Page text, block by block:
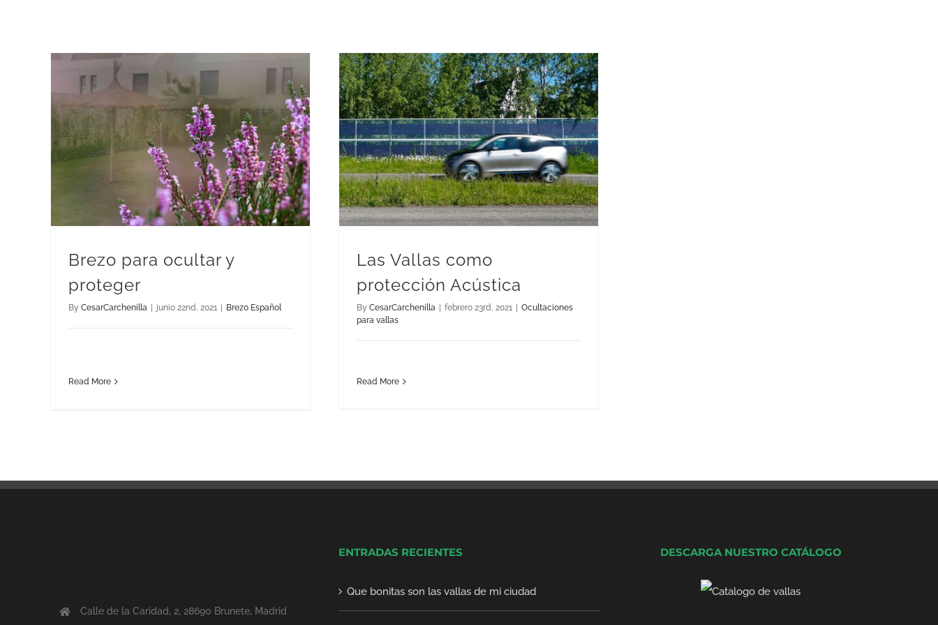
Brezo para ocultar y
proteger
By CesarCarchenilla | junio 22nd, 2021 | Brezo Español
Read More
Las Vallas como
protección Acústica
By CesarCarchenilla | febrero 23rd, 2021 | Ocultaciones
para vallas
Read More
Calle de la Caridad, 2, 28690 Brunete, Madrid
ENTRADAS RECIENTES
Que bonitas son las vallas de mi ciudad
DESCARGA NUESTRO CATÁLOGO